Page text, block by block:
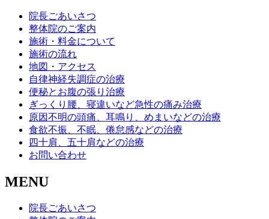
院長ごあいさつ
整体院のご案内
施術・料金について
施術の流れ
地図・アクセス
自律神経失調症の治療
便秘とお腹の張り治療
ぎっくり腰、寝違いなど急性の痛み治療
原因不明の頭痛、耳鳴り、めまいなどの治療
食欲不振、不眠、倦怠感などの治療
四十肩、五十肩などの治療
お問い合わせ
MENU
院長ごあいさつ